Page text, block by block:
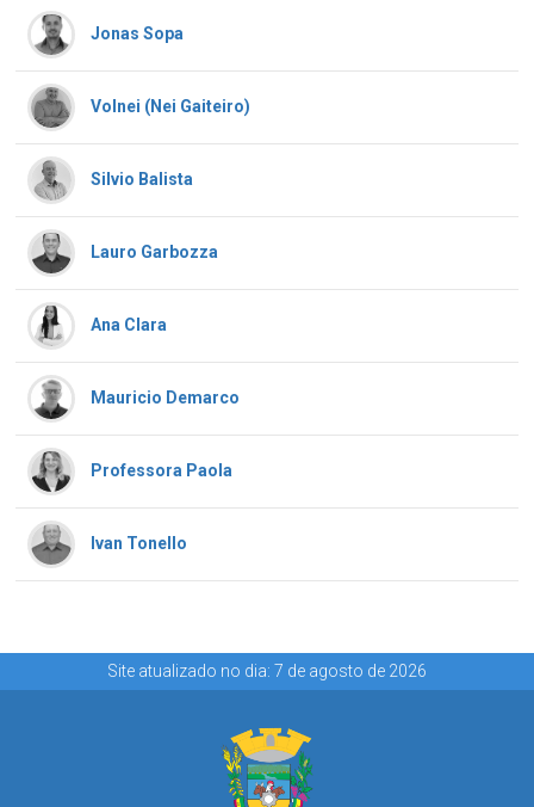
Jonas Sopa
Volnei (Nei Gaiteiro)
Silvio Balista
Lauro Garbozza
Ana Clara
Mauricio Demarco
Professora Paola
Ivan Tonello
Site atualizado no dia: 7 de agosto de 2026